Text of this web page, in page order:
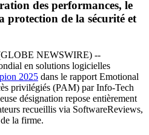
des performances, le
de la sécurité et
NEWSWIRE) --
en solutions logicielles
2025 dans le rapport Emotional
privilégiés (PAM) par Info-Tech
désignation repose entièrement
recueillis via SoftwareReviews,
la firme.